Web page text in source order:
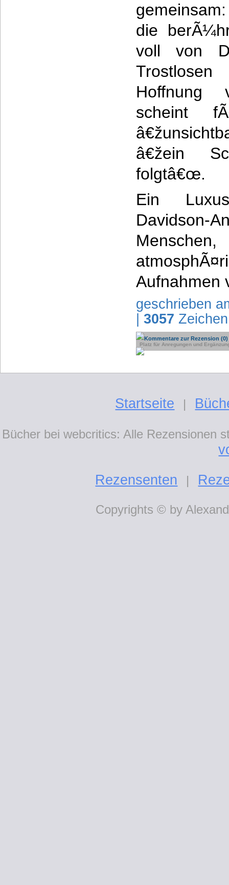
die
voll von
Hoffnung
scheint
â€žein
folgtâ€œ.
Ein
Aufnahmen
geschrieben
3057 Zeichen
Kommentare zur Rezension (0)
Platz für Anregungen und
Startseite |
Bücher bei webcritics: Alle Rezensionen
Rezensenten
|
Copyrights © by